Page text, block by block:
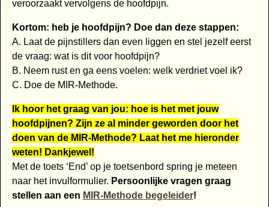
veroorzaakt vervolgens de hoofdpijn.
Kortom: heb je hoofdpijn? Doe dan deze stappen:
A. Laat de pijnstillers dan even liggen en stel jezelf eerst
de vraag: wat is dit voor hoofdpijn?
B. Neem rust en ga eens voelen: welk verdriet voel ik?
C. Doe de MIR-Methode.
Ik hoor het graag van jou: hoe is het met jouw
hoofdpijnen? Zijn ze al minder geworden door het
doen van de MIR-Methode? Laat het me hieronder
weten! Dankjewel!
Met de toets ‘End’ op je toetsenbord spring je meteen
naar het invulformulier. Persoonlijke vragen graag
stellen aan een MIR-Methode begeleider!